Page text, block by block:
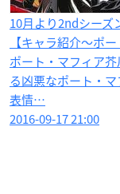
10月より2ndシーズ
【キャラ紹介〜ポ
ポート・マフィア
る凶悪なポート・
表情…
2016-09-17 21:00